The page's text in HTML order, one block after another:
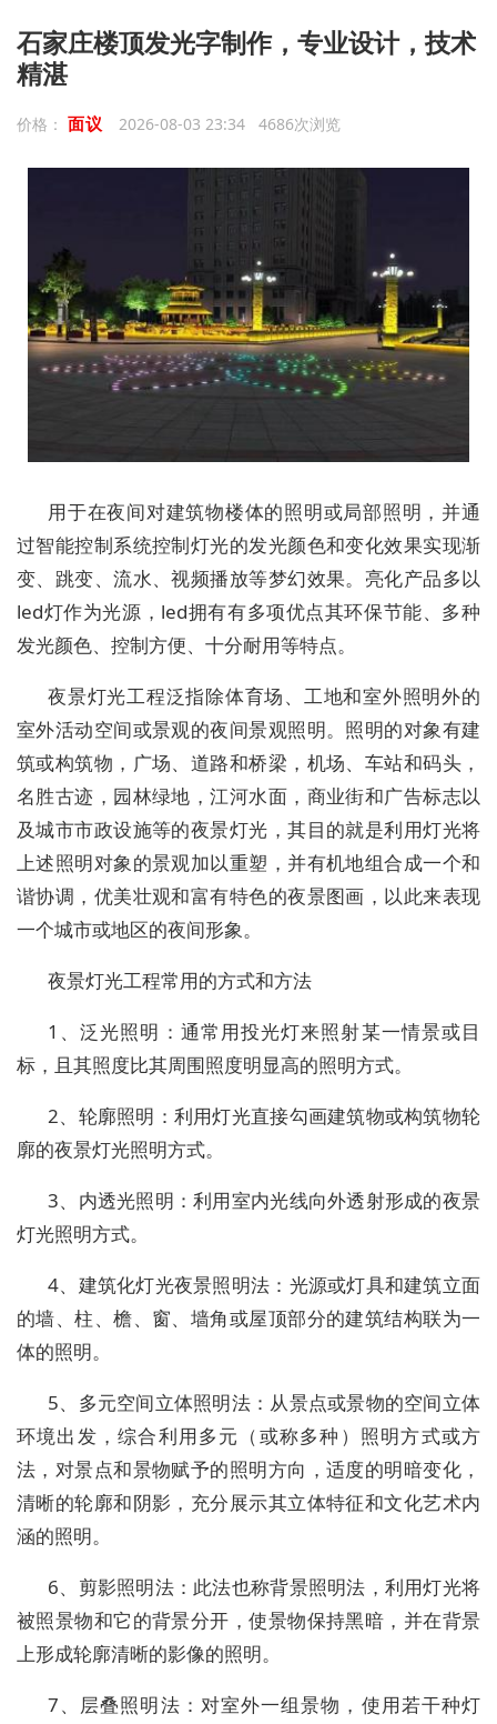
石家庄楼顶发光字制作，专业设计，技术
精湛
价格： 面议 2026-08-03 23:34 4686次浏览
用于在夜间对建筑物楼体的照明或局部照明，并通
过智能控制系统控制灯光的发光颜色和变化效果实现渐
变、跳变、流水、视频播放等梦幻效果。亮化产品多以
led灯作为光源，led拥有有多项优点其环保节能、多种
发光颜色、控制方便、十分耐用等特点。
夜景灯光工程泛指除体育场、工地和室外照明外的
室外活动空间或景观的夜间景观照明。照明的对象有建
筑或构筑物，广场、道路和桥梁，机场、车站和码头，
名胜古迹，园林绿地，江河水面，商业街和广告标志以
及城市市政设施等的夜景灯光，其目的就是利用灯光将
上述照明对象的景观加以重塑，并有机地组合成一个和
谐协调，优美壮观和富有特色的夜景图画，以此来表现
一个城市或地区的夜间形象。
夜景灯光工程常用的方式和方法
1、泛光照明：通常用投光灯来照射某一情景或目
标，且其照度比其周围照度明显高的照明方式。
2、轮廓照明：利用灯光直接勾画建筑物或构筑物轮
廓的夜景灯光照明方式。
3、内透光照明：利用室内光线向外透射形成的夜景
灯光照明方式。
4、建筑化灯光夜景照明法：光源或灯具和建筑立面
的墙、柱、檐、窗、墙角或屋顶部分的建筑结构联为一
体的照明。
5、多元空间立体照明法：从景点或景物的空间立体
环境出发，综合利用多元（或称多种）照明方式或方
法，对景点和景物赋予的照明方向，适度的明暗变化，
清晰的轮廓和阴影，充分展示其立体特征和文化艺术内
涵的照明。
6、剪影照明法：此法也称背景照明法，利用灯光将
被照景物和它的背景分开，使景物保持黑暗，并在背景
上形成轮廓清晰的影像的照明。
7、层叠照明法：对室外一组景物，使用若干种灯